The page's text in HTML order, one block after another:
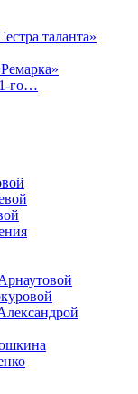
таланта»
го…